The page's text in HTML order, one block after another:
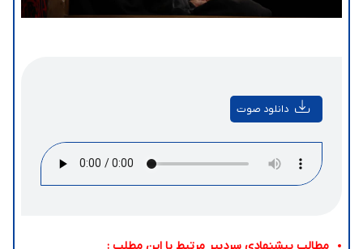
دانلود صوت
مطالب پیشنهادی سردبیر مرتبط با این مطلب :